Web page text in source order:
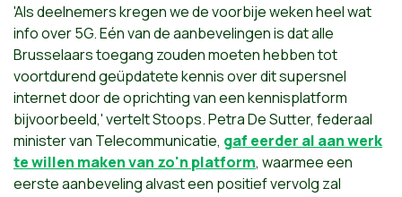
'Als deelnemers kregen we de voorbije weken heel wat
info over 5G. Eén van de aanbevelingen is dat alle
Brusselaars toegang zouden moeten hebben tot
voortdurend geüpdatete kennis over dit supersnel
internet door de oprichting van een kennisplatform
bijvoorbeeld,' vertelt Stoops. Petra De Sutter, federaal
minister van Telecommunicatie, gaf eerder al aan werk
te willen maken van zo'n platform, waarmee een
eerste aanbeveling alvast een positief vervolg zal